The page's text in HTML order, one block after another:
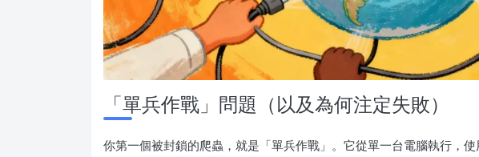
「單兵作戰」問題（以及為何注定失敗）
你第一個被封鎖的爬蟲，就是「單兵作戰」。它從單一台電腦執行，使